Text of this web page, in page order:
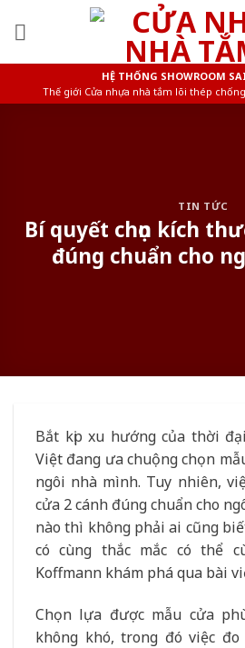
HỆ THỐNG SHOWROOM
Thế giới Cửa nhựa nhà tắm lõi thép
TIN TỨC
Bí quyết chọn kích
đúng chuẩn cho
Bắt kịp xu hướng của thời
Việt đang ưa chuộng chọn
ngôi nhà mình. Tuy nhiên,
cửa 2 cánh đúng chuẩn cho
nào thì không phải ai cũng
có cùng thắc mắc có thể
Koffmann khám phá qua bài
Chọn lựa được mẫu cửa
không khó, trong đó việc